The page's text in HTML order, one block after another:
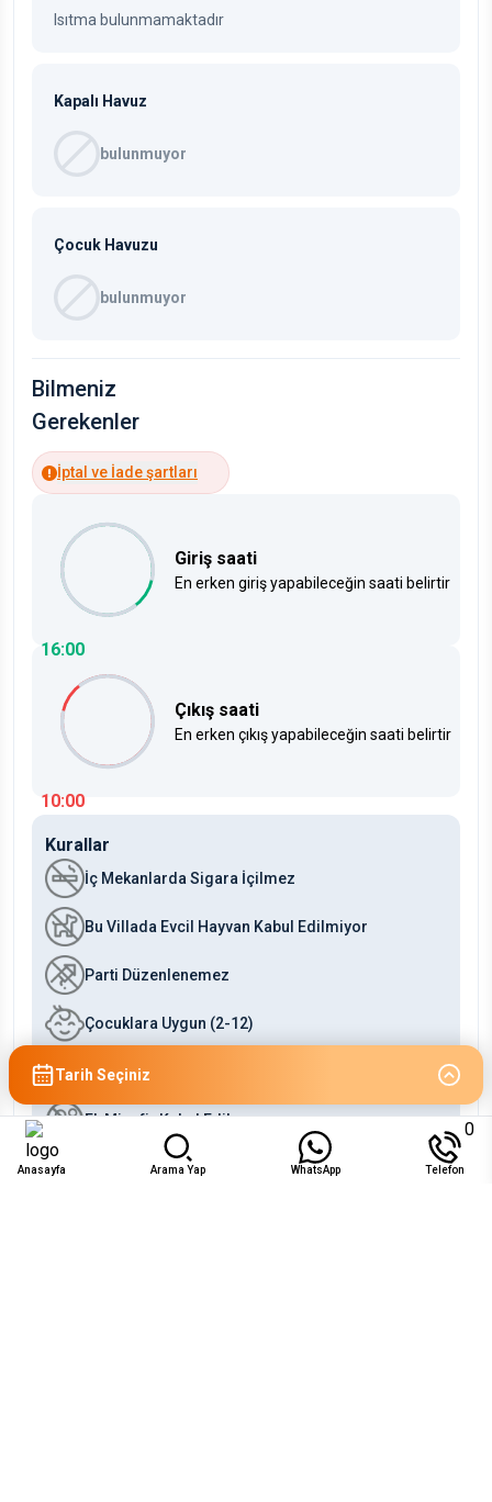
Isıtma bulunmamaktadır
Kapalı Havuz
bulunmuyor
Çocuk Havuzu
bulunmuyor
Bilmeniz
Gerekenler
İptal ve İade şartları
16:00
Giriş saati
En erken giriş yapabileceğin saati belirtir
10:00
Çıkış saati
En erken çıkış yapabileceğin saati belirtir
Kurallar
İç Mekanlarda Sigara İçilmez
Bu Villada Evcil Hayvan Kabul Edilmiyor
Parti Düzenlenemez
Çocuklara Uygun (2-12)
Bebeklere Uygun (0-2)
Ek Misafir Kabul Edilmez
Tarih Seçiniz
Anasayfa Arama Yap WhatsApp Telefon
0